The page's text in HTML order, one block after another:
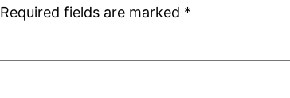
Required fields are marked *